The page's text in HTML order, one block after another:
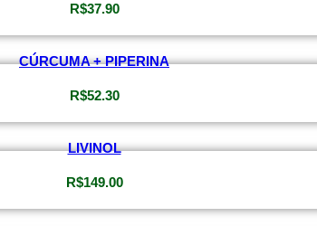
R$37.90
CÚRCUMA + PIPERINA
R$52.30
LIVINOL
R$149.00